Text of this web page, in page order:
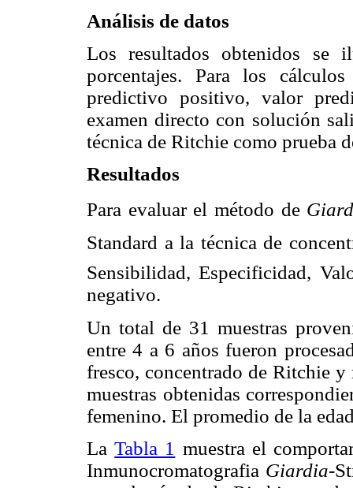
Análisis de datos
Los resultados obtenidos se
porcentajes. Para los
predictivo positivo, valor
examen directo con solución
técnica de Ritchie como prueba
Resultados
Para evaluar el método de
Standard a la técnica de
Sensibilidad, Especificidad,
negativo.
Un total de 31 muestras
entre 4 a 6 años fueron
fresco, concentrado de Ritchie
muestras obtenidas
femenino. El promedio de la
LaTabla 1 muestra el
Inmunocromatografia Giardia-